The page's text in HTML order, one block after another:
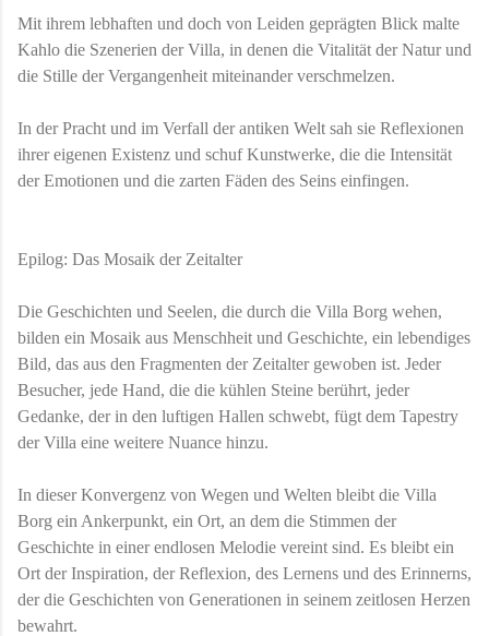
Mit ihrem lebhaften und doch von Leiden geprägten Blick malte
Kahlo die Szenerien der Villa, in denen die Vitalität der Natur und
die Stille der Vergangenheit miteinander verschmelzen.
In der Pracht und im Verfall der antiken Welt sah sie Reflexionen
ihrer eigenen Existenz und schuf Kunstwerke, die die Intensität
der Emotionen und die zarten Fäden des Seins einfingen.
Epilog: Das Mosaik der Zeitalter
Die Geschichten und Seelen, die durch die Villa Borg wehen,
bilden ein Mosaik aus Menschheit und Geschichte, ein lebendiges
Bild, das aus den Fragmenten der Zeitalter gewoben ist. Jeder
Besucher, jede Hand, die die kühlen Steine berührt, jeder
Gedanke, der in den luftigen Hallen schwebt, fügt dem Tapestry
der Villa eine weitere Nuance hinzu.
In dieser Konvergenz von Wegen und Welten bleibt die Villa
Borg ein Ankerpunkt, ein Ort, an dem die Stimmen der
Geschichte in einer endlosen Melodie vereint sind. Es bleibt ein
Ort der Inspiration, der Reflexion, des Lernens und des Erinnerns,
der die Geschichten von Generationen in seinem zeitlosen Herzen
bewahrt.